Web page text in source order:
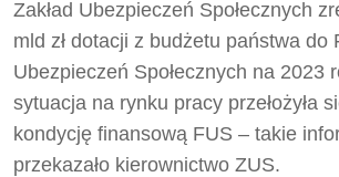
Zakład Ubezpieczeń Społecznych
mld zł dotacji z budżetu państwa do
Ubezpieczeń Społecznych na 2023
sytuacja na rynku pracy przełożyła
kondycję finansową FUS – takie
przekazało kierownictwo ZUS.